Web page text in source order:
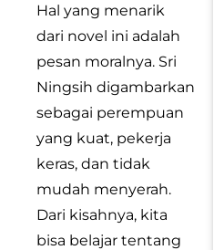
Hal yang menarik
dari novel ini adalah
pesan moralnya. Sri
Ningsih digambarkan
sebagai perempuan
yang kuat, pekerja
keras, dan tidak
mudah menyerah.
Dari kisahnya, kita
bisa belajar tentang